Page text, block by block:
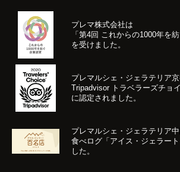
プレマ株式会社は
「第4回 これからの1000年を
を受けました。
プレマルシェ・ジェラテリア
Tripadvisor トラベラーズチョ
に認定されました。
プレマルシェ・ジェラテリア
食べログ「アイス・ジェラー
した。